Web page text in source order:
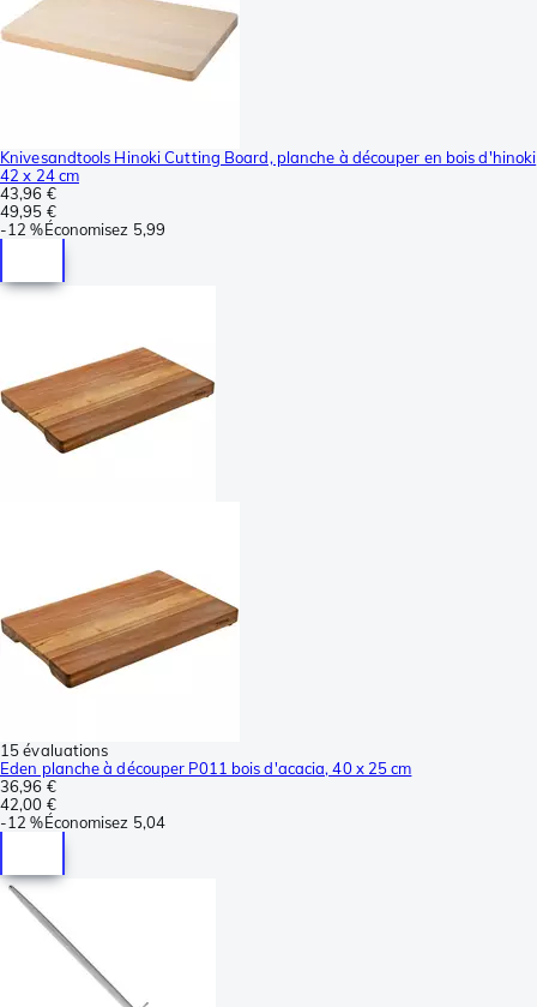
Knivesandtools Hinoki Cutting Board, planche à découper en bois d'hinoki
42 x 24 cm
43,96 €
49,95 €
-12 %Économisez 5,99
15 évaluations
Eden planche à découper P011 bois d'acacia, 40 x 25 cm
36,96 €
42,00 €
-12 %Économisez 5,04